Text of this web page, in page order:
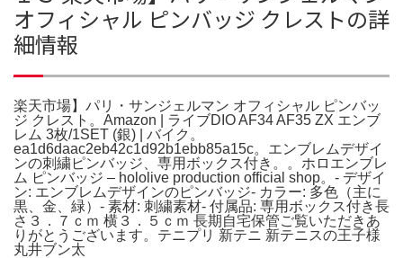
オフィシャル ピンバッジ クレストの詳
細情報
楽天市場】パリ・サンジェルマン オフィシャル ピンバッ
ジ クレスト。Amazon | ライブDIO AF34 AF35 ZX エンブ
レム 3枚/1SET (銀) | バイク。
ea1d6daac2eb42c1d92b1ebb85a15c。エンブレムデザイ
ンの刺繍ピンバッジ、専用ボックス付き。。ホロエンブレ
ム ピンバッジ – hololive production official shop。- デザイ
ン: エンブレムデザインのピンバッジ- カラー: 多色（主に
黒、金、緑）- 素材: 刺繍素材- 付属品: 専用ボックス付き長
さ３．７ｃｍ 横３．５ｃｍ 長期自宅保管ご覧いただきあ
りがとうございます。テニプリ 新テニ 新テニスの王子様
丸井ブン太